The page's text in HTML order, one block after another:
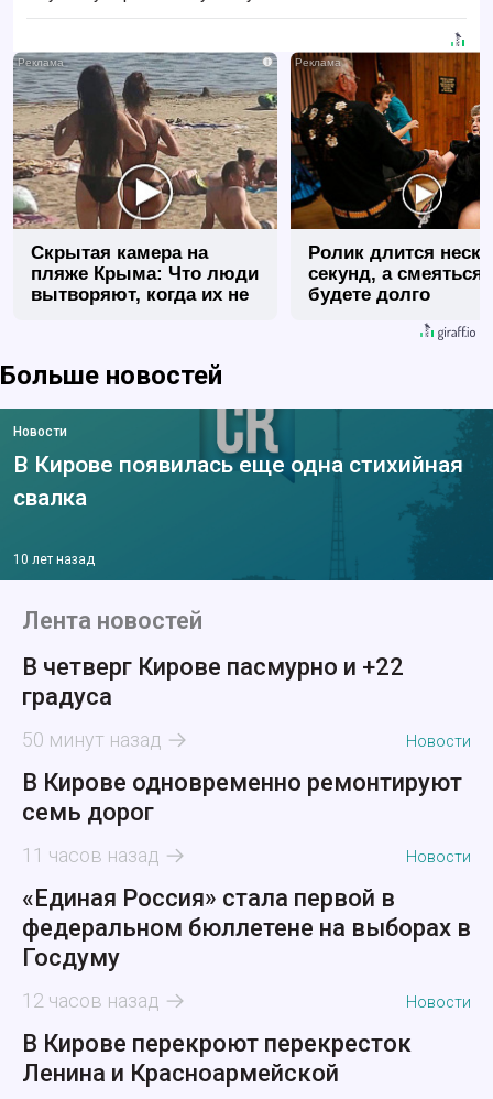
i
Скрытая камера на
пляже Крыма: Что люди
вытворяют, когда их не
Ролик длится
секунд, а смеяться
будете долго
Больше новостей
Новости
В Кирове появилась еще одна стихийная
свалка
10 лет назад
Лента новостей
В четверг Кирове пасмурно и +22
градуса
50 минут назад Новости
В Кирове одновременно ремонтируют
семь дорог
11 часов назад Новости
«Единая Россия» стала первой в
федеральном бюллетене на выборах в
Госдуму
12 часов назад Новости
В Кирове перекроют перекресток
Ленина и Красноармейской